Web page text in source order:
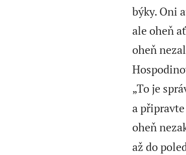
býky. Oni
ale oheň
oheň
„To je
a
oheň
až do